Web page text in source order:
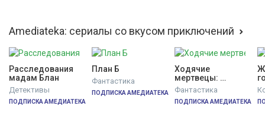
Amediateka: сериалы со вкусом приключений
Расследования
мадам Блан
Детективы
ПОДПИСКА АМЕДИАТЕКА
План Б
Фантастика
ПОДПИСКА АМЕДИАТЕКА
Ходячие
мертвецы:
Выжившие
Фантастика
ПОДПИСКА АМЕДИАТЕКА